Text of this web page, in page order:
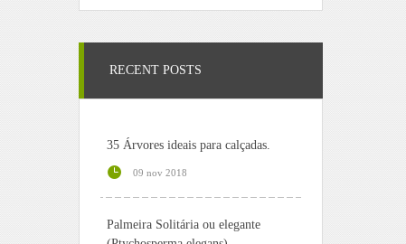
RECENT POSTS
35 Árvores ideais para calçadas.
09 nov 2018
Palmeira Solitária ou elegante